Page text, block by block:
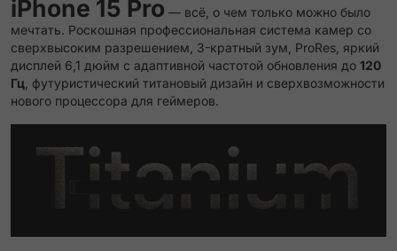
iPhone 15 Pro — всё, о чем только можно было
мечтать. Роскошная профессиональная система камер со
сверхвысоким разрешением, 3-кратный зум, ProRes, яркий
дисплей 6,1 дюйм с адаптивной частотой обновления до 120
Гц , футуристический титановый дизайн и сверхвозможности
нового процессора для геймеров.